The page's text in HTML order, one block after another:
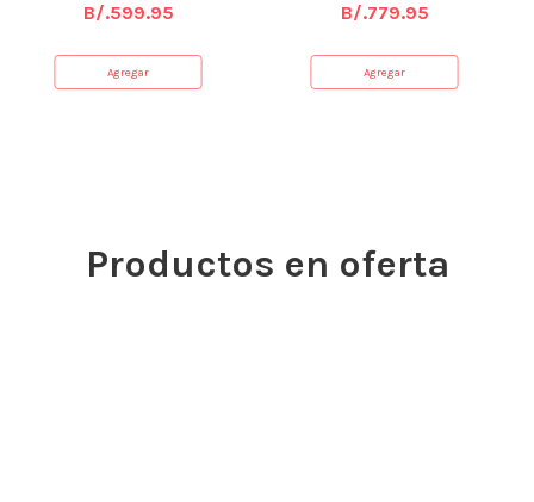
B/.599.95
Agregar
B/.779.95
Agregar
Productos en oferta